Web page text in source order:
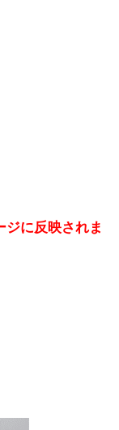
ジに反映されま